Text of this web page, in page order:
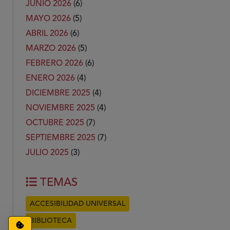
Configuración de cookies
JUNIO 2026 (6)
MAYO 2026 (5)
ABRIL 2026 (6)
MARZO 2026 (5)
FEBRERO 2026 (6)
ENERO 2026 (4)
DICIEMBRE 2025 (4)
NOVIEMBRE 2025 (4)
OCTUBRE 2025 (7)
SEPTIEMBRE 2025 (7)
JULIO 2025 (3)
TEMAS
ACCESIBILIDAD UNIVERSAL
BIBLIOTECA